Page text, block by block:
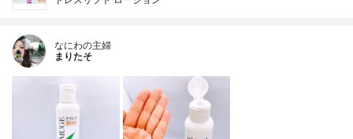
なにわの主婦
まりたそ